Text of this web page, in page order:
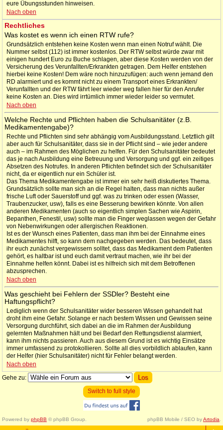
eure Übungsstunden hinweisen.
Nach oben
Rechtliches
Was kostet es wenn ich einen RTW rufe?
Grundsätzlich entstehen keine Kosten wenn man einen Notruf wählt. Die
Nummer selbst (112) ist immer kostenlos. Der RTW selbst würde zwar mit
einigen hundert Euro zu Buche schlagen, aber diese Kosten werden von der
Versicherung des Verunfallten/Erkrankten getragen. Dem Helfer entstehen
hierbei keine Kosten! Dem wäre noch hinzuzufügen: auch wenn jemand den
RD alarmiert und es kommt nicht zu einem Transport eines Erkrankten/
Verunfallten und der RTW fährt leer wieder weg fallen hier für den Anrufer
keine Kosten an. Dies wird irrtümlich immer wieder leider so vermutet.
Nach oben
Welche Rechte und Pflichten haben die Schulsanitäter (z.B.
Medikamentengabe)?
Rechte und Pflichten sind sehr abhängig vom Ausbildungsstand. Letztlich gilt
aber auch für Schulsanitäter, dass sie in der Pflicht sind – wie jeder andere
auch – im Rahmen des Möglichen zu helfen. Für den Schulsanitäter bedeutet
das je nach Ausbildung eine Betreuung und Versorgung und ggf. ein zeitiges
Absetzen des Notrufes. In anderen Pflichten befindet sich der Schulsanitäter
nicht, da er eigentlich nur ein Schüler ist.
Das Thema Medikamentengabe ist immer ein sehr heiß diskutiertes Thema.
Grundsätzlich sollte man sich an die Regel halten, dass man nichts außer
frische Luft oder Sauerstoff und ggf. was zu trinken oder essen (Wasser,
Traubenzucker, usw), falls es eine Besserung bewirken könnte. Von allen
anderen Medikamenten (auch so eigentlich simplen Sachen wie Aspirin,
Bepanthen, Fenestil, usw) sollte man die Finger weglassen wegen der Gefahr
von Nebenwirkungen oder allergischen Reaktionen.
Ist es der Wunsch eines Patienten, dass man ihm bei der Einnahme eines
Medikamentes hilft, so kann dem nachgegeben werden. Das bedeutet, dass
ihr euch zunächst vergewissern solltet, dass das Medikament dem Patienten
gehört, es haltbar ist und euch damit vertraut machen, wie ihr bei der
Einnahme helfen könnt. Dabei ist es hilfreich sich mit dem Betroffenen
abzusprechen.
Nach oben
Was geschieht bei Fehlern der SSDler? Besteht eine
Haftungspflicht?
Lediglich wenn der Schulsanitäter wider besseren Wissen gehandelt hat
droht ihm eine Gefahr. Solange er nach bestem Wissen und Gewissen seine
Versorgung durchführt, sich dabei an die im Rahmen der Ausbildung
gelernten Maßnahmen hält und bei Bedarf den Rettungsdienst alarmiert,
kann ihm nichts passieren. Auch aus diesem Grund ist es wichtig Einsätze
immer umfassend zu protokollieren. Sollte all dies vorbildlich ablaufen, kann
der Helfer (hier Schulsanitäter) nicht für Fehler belangt werden.
Nach oben
Gehe zu:
Switch to full style
Powered by phpBB © phpBB Group. phpBB Mobile / SEO byArtodia